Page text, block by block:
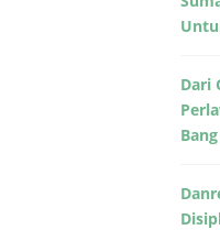
Dari